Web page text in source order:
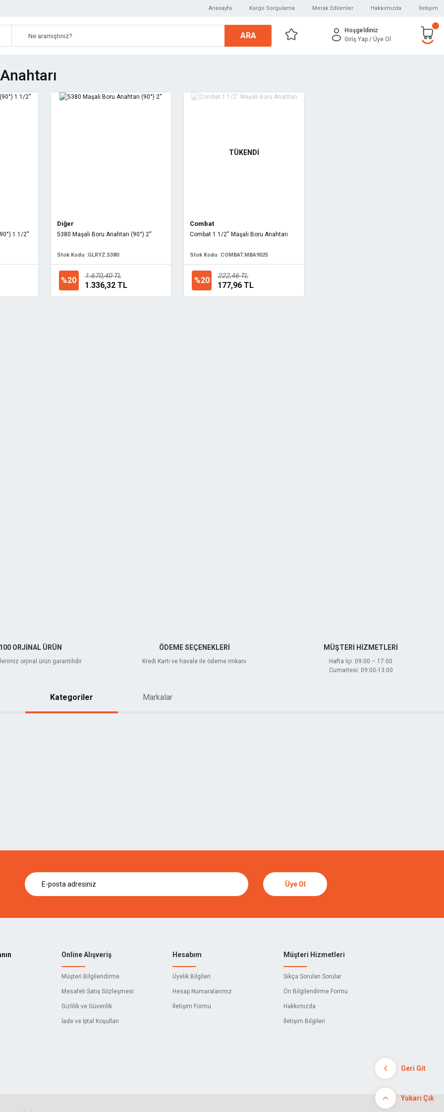
Anasayfa Kargo Sorgulama Merak Edilenler Hakkımızda İletişim
ARA
Hoşgeldiniz
Giriş Yap / Üye Ol
1 1/2''
Diğer
5380 Maşalı Boru Anahtarı (90°) 2''
Stok Kodu :GLRYZ.5380
%20 1.670,40 TL
1.336,32 TL
TÜKENDİ
Combat
Combat 1 1/2'' Maşalı Boru Anahtarı
Stok Kodu :COMBAT.MBA9025
%20 222,46 TL
177,96 TL
ORJİNAL ÜRÜN
orjinal ürün garantilidir
ÖDEME SEÇENEKLERİ
Kredi Kartı ve havale ile ödeme imkanı
MÜŞTERİ HİZMETLERİ
Hafta İçi: 09:00 – 17:00
Cumartesi: 09:00-13:00
Kategoriler Markalar
Üye Ol
Online Alışveriş
Müşteri Bilgilendirme
Mesafeli Satış Sözleşmesi
Gizlilik ve Güvenlik
İade ve İptal Koşulları
Hesabım
Üyelik Bilgileri
Hesap Numaralarımız
İletişim Formu
Müşteri Hizmetleri
Sıkça Sorulan Sorular
Ön Bilgilendirme Formu
Hakkımızda
İletişim Bilgileri
Geri Git
Yukarı Çık